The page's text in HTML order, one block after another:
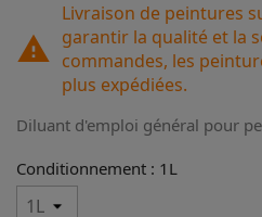
warning
Livraison de peintures
garantir la qualité et la
commandes, les
plus expédiées.
Diluant d'emploi général pour
Conditionnement : 1L